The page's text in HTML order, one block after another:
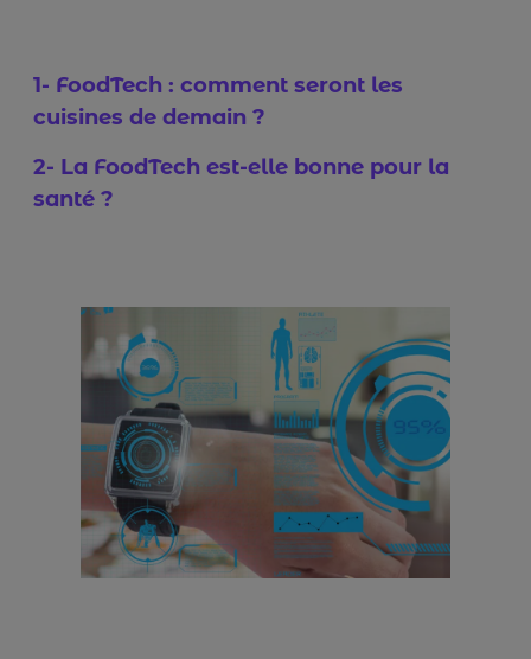
1- FoodTech : comment seront les
cuisines de demain ?
2- La FoodTech est-elle bonne pour la
santé ?